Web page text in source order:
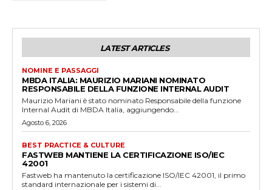
LATEST ARTICLES
NOMINE E PASSAGGI
MBDA ITALIA: MAURIZIO MARIANI NOMINATO
RESPONSABILE DELLA FUNZIONE INTERNAL AUDIT
Maurizio Mariani è stato nominato Responsabile della funzione
Internal Audit di MBDA Italia, aggiungendo...
Agosto 6, 2026
BEST PRACTICE & CULTURE
FASTWEB MANTIENE LA CERTIFICAZIONE ISO/IEC
42001
Fastweb ha mantenuto la certificazione ISO/IEC 42001, il primo
standard internazionale per i sistemi di...